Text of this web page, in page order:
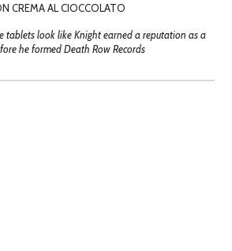
CREMA AL CIOCCOLATO
tablets look like Knight earned a reputation as a
he formed Death Row Records